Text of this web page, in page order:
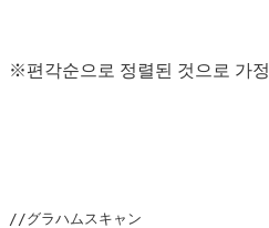
※편각순으로 정렬된 것으로 가정
//グラハムスキャン